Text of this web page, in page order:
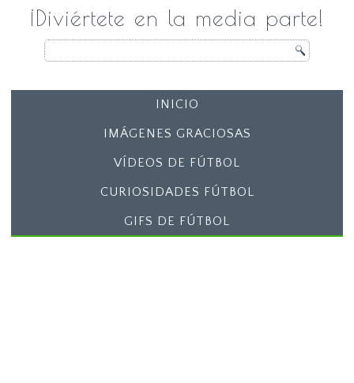
¡Diviértete en la media parte!
INICIO
IMÁGENES GRACIOSAS
VÍDEOS DE FÚTBOL
CURIOSIDADES FÚTBOL
GIFS DE FÚTBOL